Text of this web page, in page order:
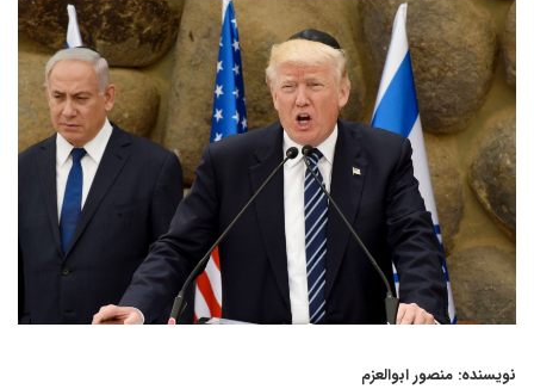
نویسنده: منصور ابوالعزم